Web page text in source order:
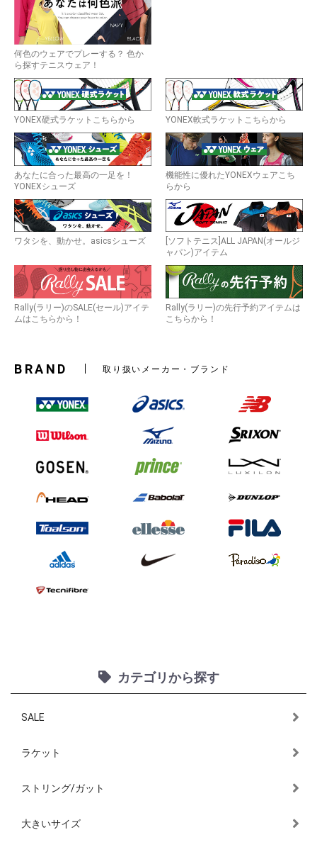
何色のウェアでプレーする？ 色か
ら探すテニスウェア！
YONEX硬式ラケットこちらから YONEX軟式ラケットこちらから
あなたに合った最高の一足を！
YONEXシューズ
機能性に優れたYONEXウェアこち
らから
ワタシを、動かせ。asicsシューズ
[ソフトテニス]ALL JAPAN(オールジ
ャパン)アイテム
Rally(ラリー)のSALE(セール)アイテ
ムはこちらから！
Rally(ラリー)の先行予約アイテムは
こちらから！
BRAND 取り扱いメーカー・ブランド
カテゴリから探す
SALE
ラケット
ストリング/ガット
大きいサイズ